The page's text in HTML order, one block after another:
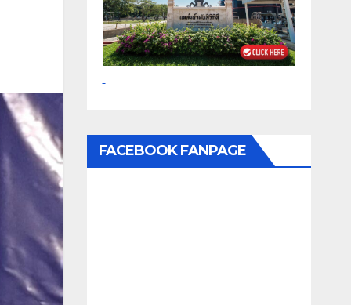
FACEBOOK FANPAGE